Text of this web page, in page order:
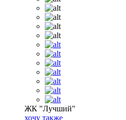
ЖК "Лучший"
хочу также